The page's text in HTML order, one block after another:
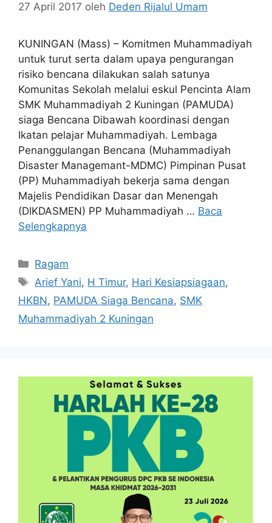
27 April 2017 oleh Deden Rijalul Umam
KUNINGAN (Mass) – Komitmen Muhammadiyah
untuk turut serta dalam upaya pengurangan
risiko bencana dilakukan salah satunya
Komunitas Sekolah melalui eskul Pencinta Alam
SMK Muhammadiyah 2 Kuningan (PAMUDA)
siaga Bencana Dibawah koordinasi dengan
Ikatan pelajar Muhammadiyah. Lembaga
Penanggulangan Bencana (Muhammadiyah
Disaster Managemant-MDMC) Pimpinan Pusat
(PP) Muhammadiyah bekerja sama dengan
Majelis Pendidikan Dasar dan Menengah
(DIKDASMEN) PP Muhammadiyah … Baca
Selengkapnya
Kategori
Ragam
Tag
Arief Yani, H Timur, Hari Kesiapsiagaan,
HKBN, PAMUDA Siaga Bencana, SMK
Muhammadiyah 2 Kuningan